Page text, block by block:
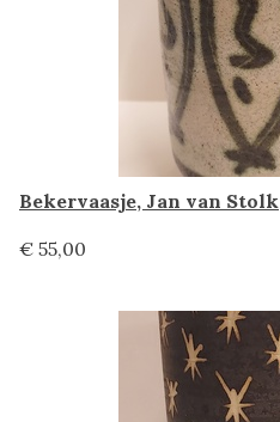
Bekervaasje, Jan van Stolk
€ 55,00